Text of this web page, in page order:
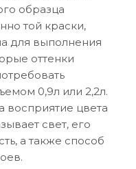
образца
той краски,
для выполнения
оттенки
0,9л или 2,2л.
восприятие цвета
свет, его
а также способ